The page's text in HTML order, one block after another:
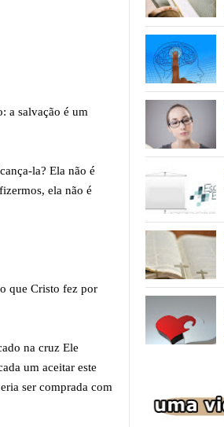
a salvação é um
la? Ela não é
ela não é
que Cristo fez por
na cruz Ele
um aceitar este
ser comprada com